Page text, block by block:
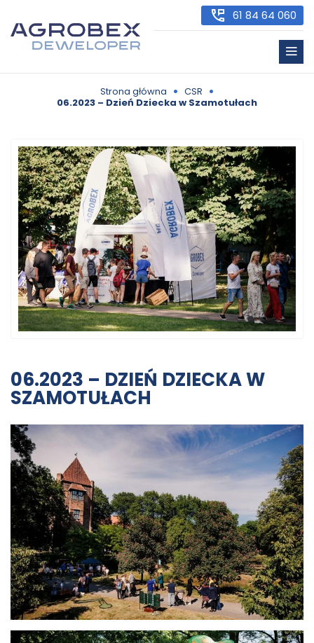
61 84 64 060
Strona główna • CSR •
06.2023 – Dzień Dziecka w Szamotułach
06.2023 – DZIEŃ DZIECKA W
SZAMOTUŁACH